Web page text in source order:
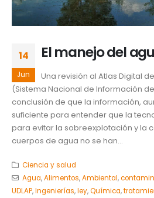
14
Jun
El manejo del
Una revisión al Atlas Digital
(Sistema Nacional de Información
conclusión de que la información,
suficiente para entender que la
para evitar la sobreexplotación y la
cuerpos de agua no se han...
Ciencia y salud
Agua,Alimentos,Ambiental,
UDLAP,Ingenierías,ley,Química,